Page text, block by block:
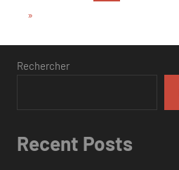
des
publications
Articles
»
Rechercher
Recent Posts